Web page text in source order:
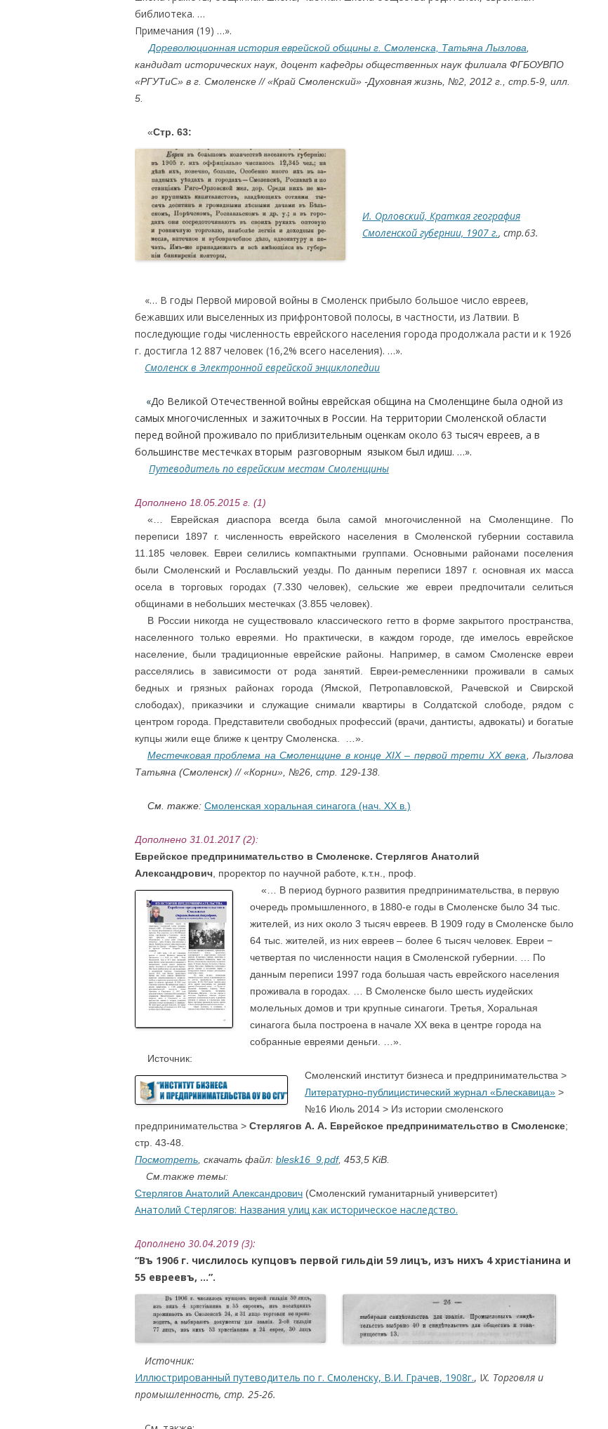
библиотека. …
Примечания (19) …».
Дореволюционная история еврейской общины г. Смоленска, Татьяна Лызлова
кандидат исторических наук, доцент кафедры общественных наук филиала ФГБОУВПО
«РГУТиС» в г. Смоленске // «Край Смоленский» -Духовная жизнь, №2, 2012 г., стр.5-9, илл.
5.
«Стр. 63:
И. Орловский, Краткая география
Смоленской губернии, 1907 г., стр.63.
«… В годы Первой мировой войны в Смоленск прибыло большое число евреев,
бежавших или выселенных из прифронтовой полосы, в частности, из Латвии. В
последующие годы численность еврейского населения города продолжала расти и к 1926
г. достигла 12 887 человек (16,2% всего населения). …».
Смоленск в Электронной еврейской энциклопедии
«До Великой Отечественной войны еврейская община на Смоленщине была одной из
самых многочисленных и зажиточных в России. На территории Смоленской области
перед войной проживало по приблизительным оценкам около 63 тысяч евреев, а в
большинстве местечках вторым разговорным языком был идиш. …».
Путеводитель по еврейским местам Смоленщины
Дополнено 18.05.2015 г. (1)
«… Еврейская диаспора всегда была самой многочисленной на Смоленщине. По
переписи 1897 г. численность еврейского населения в Смоленской губернии составила
11.185 человек. Евреи селились компактными группами. Основными районами поселения
были Смоленский и Рославльский уезды. По данным переписи 1897 г. основная их масса
осела в торговых городах (7.330 человек), сельские же евреи предпочитали селиться
общинами в небольших местечках (3.855 человек).
В России никогда не существовало классического гетто в форме закрытого пространства,
населенного только евреями. Но практически, в каждом городе, где имелось еврейское
население, были традиционные еврейские районы. Например, в самом Смоленске евреи
расселялись в зависимости от рода занятий. Евреи-ремесленники проживали в самых
бедных и грязных районах города (Ямской, Петропавловской, Рачевской и Свирской
слободах), приказчики и служащие снимали квартиры в Солдатской слободе, рядом с
центром города. Представители свободных профессий (врачи, дантисты, адвокаты) и богатые
купцы жили еще ближе к центру Смоленска. …».
Местечковая проблема на Смоленщине в конце ХIХ – первой трети ХХ века , Лызлова
Татьяна (Смоленск) // «Корни», №26, стр. 129-138.
См. также: Смоленская хоральная синагога (нач. XX в.)
Дополнено 31.01.2017 (2):
Еврейское предпринимательство в Смоленске. Стерлягов Анатолий
Александрович проректор по научной работе, к.т.н., проф.
«… В период бурного развития предпринимательства, в первую
очередь промышленного, в 1880-е годы в Смоленске было 34 тыс.
жителей, из них около 3 тысяч евреев. В 1909 году в Смоленске было
64 тыс. жителей, из них евреев – более 6 тысяч человек. Евреи −
четвертая по численности нация в Смоленской губернии. … По
данным переписи 1997 года большая часть еврейского населения
проживала в городах. … В Смоленске было шесть иудейских
молельных домов и три крупные синагоги. Третья, Хоральная
синагога была построена в начале XX века в центре города на
собранные евреями деньги. …».
Источник:
Смоленский институт бизнеса и предпринимательства >
Литературно-публицистический журнал «Блескавица» >
№16 Июль 2014 > Из истории смоленского
предпринимательства > Стерлягов А. А. Еврейское предпринимательство в Смоленске;
стр. 43-48.
Посмотреть , скачать файл: blesk16_9.pdf, 453,5 KiB.
См.также темы:
Стерлягов Анатолий Александрович (Смоленский гуманитарный университет)
Анатолий Стерлягов: Названия улиц как историческое наследство.
Дополнено 30.04.2019 (3):
“Въ 1906 г. числилось купцовъ первой гильдiи 59 лицъ, изъ нихъ 4 христiанина и
55 евреевъ, …”.
Источник:
Иллюстрированный путеводитель по г. Смоленску, В.И. Грачев, 1908г., IX. Торговля и
промышленность, стр. 25-26.